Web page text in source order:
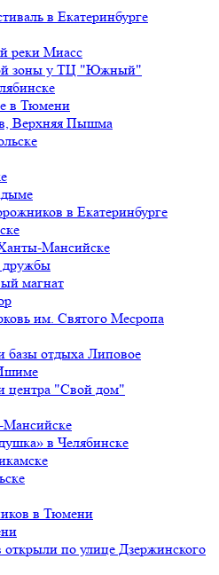
в Екатеринбурге
реки Миасс
зоны у ТЦ "Южный"
в Тюмени
Верхняя Пышма
в Екатеринбурге
Мансийске
дружбы
магнат
им. Святого Месропа
базы отдыха Липовое
центра "Свой дом"
в Челябинске
в Тюмени
открыли по улице Дзержинского